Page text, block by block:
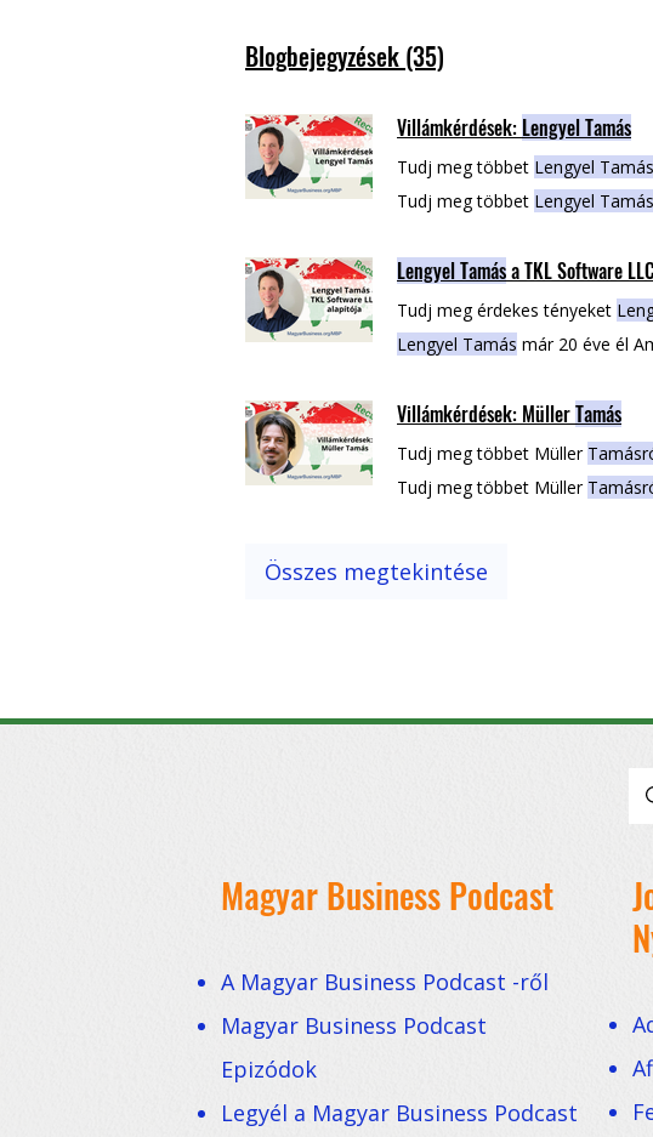
Blogbejegyzések (35)
Villámkérdések: Lengyel Tamás
Tudj meg többet Lengyel
Tudj meg többet Lengyel
Lengyel Tamása TKL Software
Tudj meg érdekes tényeket
Lengyel Tamás már 20 éve él
személyi Tudj meg többet
Villámkérdések: MüllerTamás
Tudj meg többet Müller
Tudj meg többet Müller
Összes megtekintése
Magyar Business Podcast
A Magyar Business Podcast -ről
Magyar Business Podcast
Epizódok
Legyél a Magyar Business Podcast